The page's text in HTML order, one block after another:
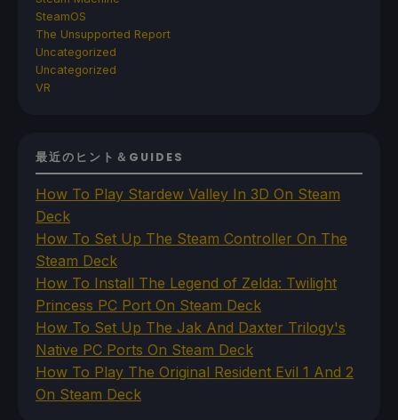
SteamOS
The Unsupported Report
Uncategorized
Uncategorized
VR
最近のヒント＆GUIDES
How To Play Stardew Valley In 3D On Steam
Deck
How To Set Up The Steam Controller On The
Steam Deck
How To Install The Legend of Zelda: Twilight
Princess PC Port On Steam Deck
How To Set Up The Jak And Daxter Trilogy's
Native PC Ports On Steam Deck
How To Play The Original Resident Evil 1 And 2
On Steam Deck